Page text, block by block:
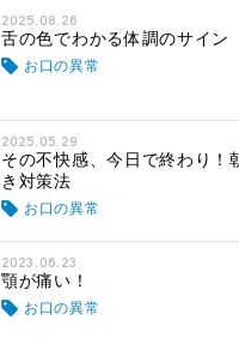
2025.08.26
舌の色でわかる体調のサイン
お口の異常
2025.05.29
その不快感、今日で終わり！
き対策法
お口の異常
2023.06.23
顎が痛い！
お口の異常